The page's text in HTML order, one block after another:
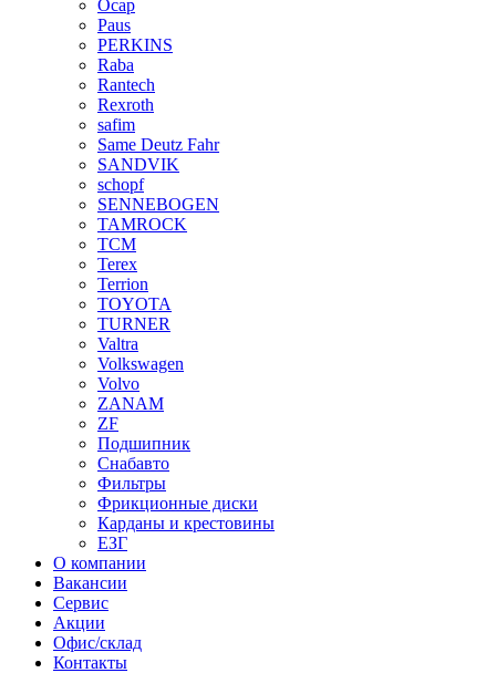
Ocap
Paus
PERKINS
Raba
Rantech
Rexroth
safim
Same Deutz Fahr
SANDVIK
schopf
SENNEBOGEN
TAMROCK
TCM
Terex
Terrion
TOYOTA
TURNER
Valtra
Volkswagen
Volvo
ZANAM
ZF
Подшипник
Снабавто
Фильтры
Фрикционные диски
Карданы и крестовины
ЕЗГ
О компании
Вакансии
Сервис
Акции
Офис/склад
Контакты